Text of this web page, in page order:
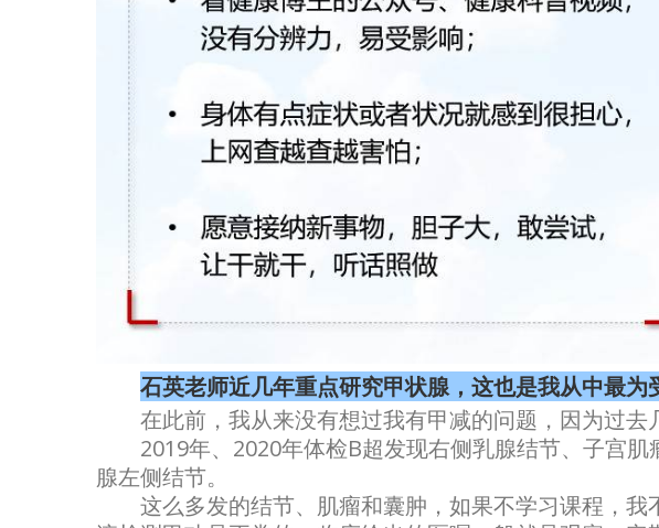
石英老师近几年重点研究甲状腺，这也是我从中最为
在此前，我从来没有想过我有甲减的问题，因为过去
2019年、2020年体检B超发现右侧乳腺结节、子宫
腺左侧结节。
这么多发的结节、肌瘤和囊肿，如果不学习课程，